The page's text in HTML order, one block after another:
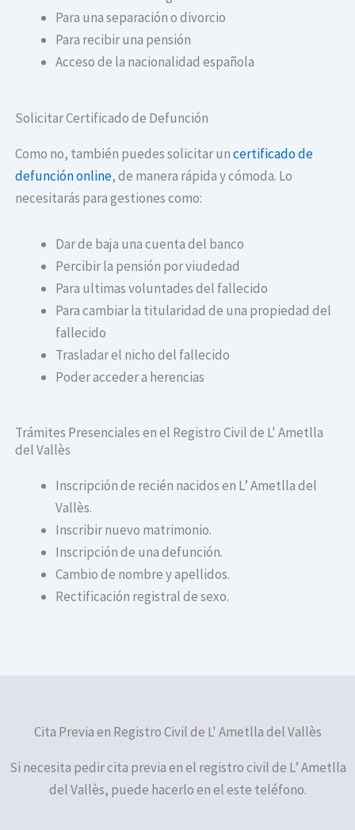
Para una separación o divorcio
Para recibir una pensión
Acceso de la nacionalidad española
Solicitar Certificado de Defunción
Como no, también puedes solicitar uncertificado de
defunción online, de manera rápida y cómoda. Lo
necesitarás para gestiones como:
Dar de baja una cuenta del banco
Percibir la pensión por viudedad
Para ultimas voluntades del fallecido
Para cambiar la titularidad de una propiedad del
fallecido
Trasladar el nicho del fallecido
Poder acceder a herencias
Trámites Presenciales en el Registro Civil de L' Ametlla
del Vallès
Inscripción de recién nacidos en L’ Ametlla del
Vallès.
Inscribir nuevo matrimonio.
Inscripción de una defunción.
Cambio de nombre y apellidos.
Rectificación registral de sexo.
Cita Previa en Registro Civil de L' Ametlla del Vallès
Si necesita pedir cita previa en el registro civil de L’ Ametlla
del Vallès, puede hacerlo en el este teléfono.